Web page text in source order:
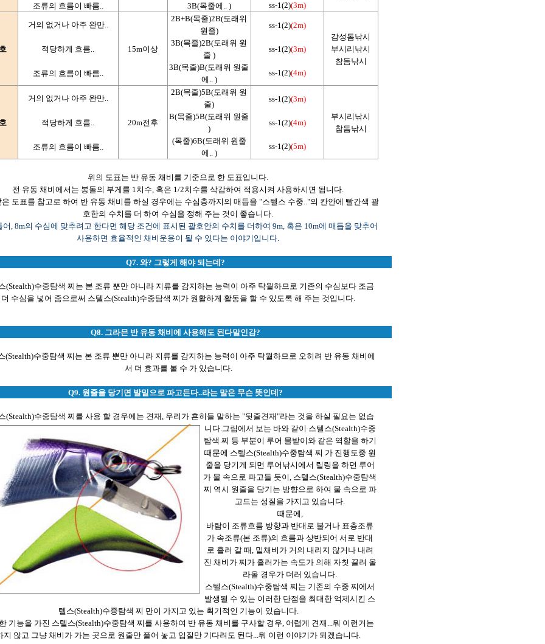
조류의 흐름이 빠름..
3B(목줄에.. )
ss-1(2)(3m)
거의 없거나 아주 완만..
적당하게 흐름..
조류의 흐름이 빠름..
15m이상
2B+B(목줄)2B(도래위
원줄)
3B(목줄)2B(도래위 원
줄 )
3B(목줄)B(도래위 원줄
에.. )
ss-1(2)(2m)
ss-1(2)(3m)
ss-1(2)(4m)
감성돔낚시
부시리낚시
참돔낚시
거의 없거나 아주 완만..
적당하게 흐름..
조류의 흐름이 빠름..
20m전후
2B(목줄)5B(도래위 원
줄)
B(목줄)5B(도래위 원줄
)
(목줄)6B(도래위 원줄
에.. )
ss-1(2)(3m)
ss-1(2)(4m)
ss-1(2)(5m)
부시리낚시
참돔낚시
위의 도표는 반 유동 채비를 기준으로 한 도표입니다.
전 유동 채비에서는 봉돌의 부게를 1치수, 혹은 1/2치수를 삭감하여 적용시켜 사용하시면 됩니다.
은 도표를 참고로 하여 반 유동 채비를 하실 경우에는 수심층까지의 매듭을 "스텔스 수중.."의 칸안에 빨간색 괄
호한의 수치를 더 하여 수심을 정해 주는 것이 좋습니다.
어, 8m의 수심에 맞추려고 한다면 해당 조건에 표시된 괄호안의 수치를 더하여 9m, 혹은 10m에 매듭을 맞추어
사용하면 효율적인 채비운용이 될 수 있다는 이야기입니다.
Q7. 와? 그렇게 해야 되는데?
(Stealth)수중탐색 찌는 본 조류 뿐만 아니라 지류를 감지하는 능력이 아주 탁월하므로 기존의 수심보다 조금
더 수심을 넣어 줌으로써 스텔스(Stealth)수중탐색 찌가 원활하게 활동을 할 수 있도록 해 주는 것입니다.
Q8. 그라믄 반 유동 채비에 사용해도 된다말인감?
(Stealth)수중탐색 찌는 본 조류 뿐만 아니라 지류를 감지하는 능력이 아주 탁월하므로 오히려 반 유동 채비에
서 더 효과를 볼 수 가 있습니다.
Q9. 원줄을 당기면 발밑으로 파고든다..라는 말은 무슨 뜻인데?
(Stealth)수중탐색 찌를 사용 할 경우에는 견재, 우리가 흔히들 말하는 "뒷줄견재"라는 것을 하실 필요는 없습
니다.그림에서 보는 바와 같이 스텔스(Stealth)수중
탐색 찌 등 부분이 루어 물받이와 같은 역할을 하기
때문에 스텔스(Stealth)수중탐색 찌 가 진행도중 원
줄을 당기게 되면 루어낚시에서 릴링을 하면 루어
가 물 속으로 파고들 듯이, 스텔스(Stealth)수중탐색
찌 역시 원줄을 당기는 방향으로 하여 물 속으로 파
고드는 성질을 가지고 있습니다.
때문에,
바람이 조류흐름 방향과 반대로 불거나 표층조류
가 속조류(본 조류)의 흐름과 상반되어 서로 반대
로 흘러 갈 때, 밑채비가 거의 내리지 않거나 내려
진 채비가 찌가 흘러가는 속도가 의해 자칫 끌려 올
라올 경우가 더러 있습니다.
스텔스(Stealth)수중탐색 찌는 기존의 수중 찌에서
발생될 수 있는 이러한 단점을 최대한 억제시킨 스
텔스(Stealth)수중탐색 찌 만이 가지고 있는 획기적인 기능이 있습니다.
기능을 가진 스텔스(Stealth)수중탐색 찌를 사용하여 반 유동 채비를 구사할 경우, 어렵게 견재...뭐 이런거는
지 않고 그냥 채비가 가는 곳으로 원줄만 풀어 놓고 입질만 기다려도 된다...뭐 이런 이야기가 되겠습니다.